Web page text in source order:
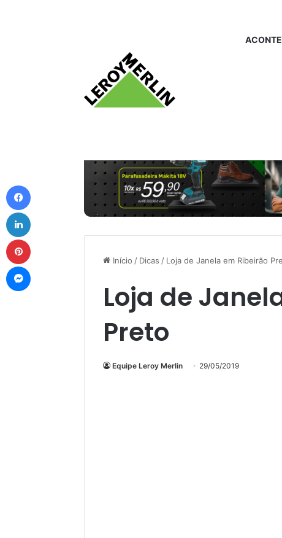
Início / Dicas / Loja de Janela em Ribeirão
Loja de
Preto
Equipe Leroy Merlin 29/05/2019